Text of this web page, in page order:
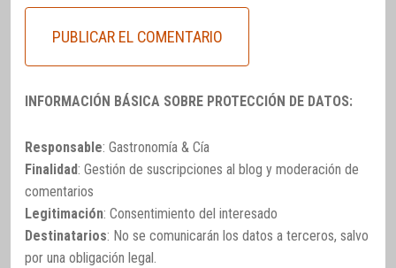
INFORMACIÓN BÁSICA SOBRE PROTECCIÓN DE DATOS:
Responsable: Gastronomía & Cía
Finalidad: Gestión de suscripciones al blog y moderación de
comentarios
Legitimación: Consentimiento del interesado
Destinatarios: No se comunicarán los datos a terceros, salvo
por una obligación legal.